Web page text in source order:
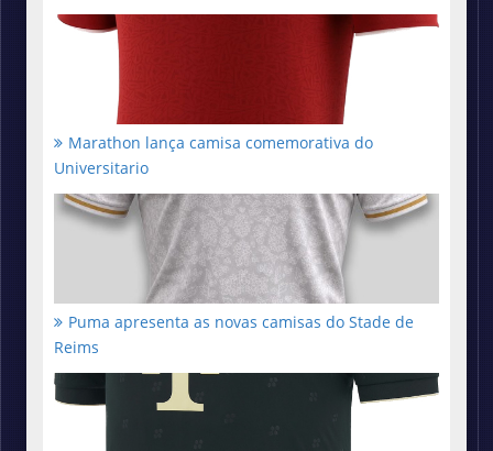
Marathon lança camisa comemorativa do
Universitario
Puma apresenta as novas camisas do Stade de
Reims